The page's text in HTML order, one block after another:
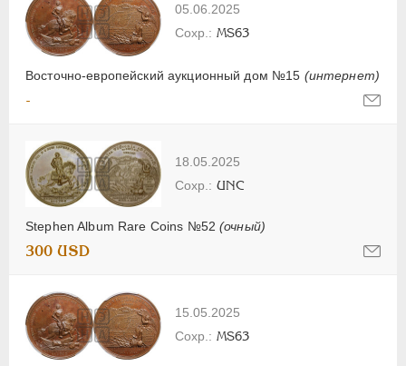
05.06.2025
Восточно-европейский аукционный дом №15 (интернет)
MS63
-
18.05.2025
Stephen Album Rare Coins №52(очный)
UNC
300 USD
15.05.2025
MS63